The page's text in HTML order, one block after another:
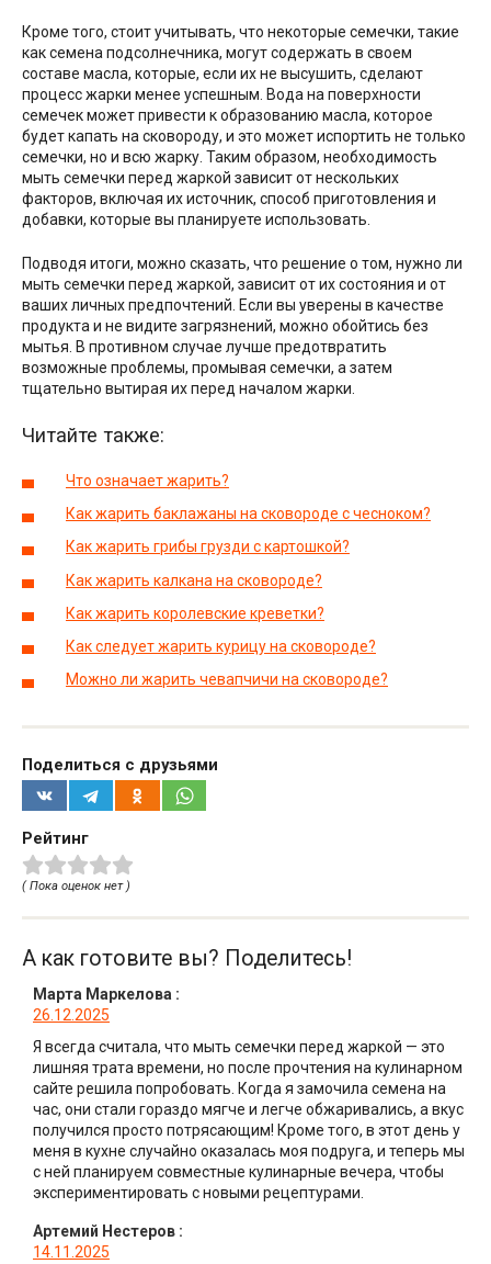
Кроме того, стоит учитывать, что некоторые семечки, такие
как семена подсолнечника, могут содержать в своем
составе масла, которые, если их не высушить, сделают
процесс жарки менее успешным. Вода на поверхности
семечек может привести к образованию масла, которое
будет капать на сковороду, и это может испортить не только
семечки, но и всю жарку. Таким образом, необходимость
мыть семечки перед жаркой зависит от нескольких
факторов, включая их источник, способ приготовления и
добавки, которые вы планируете использовать.
Подводя итоги, можно сказать, что решение о том, нужно ли
мыть семечки перед жаркой, зависит от их состояния и от
ваших личных предпочтений. Если вы уверены в качестве
продукта и не видите загрязнений, можно обойтись без
мытья. В противном случае лучше предотвратить
возможные проблемы, промывая семечки, а затем
тщательно вытирая их перед началом жарки.
Читайте также:
Что означает жарить?
Как жарить баклажаны на сковороде с чесноком?
Как жарить грибы грузди с картошкой?
Как жарить калкана на сковороде?
Как жарить королевские креветки?
Как следует жарить курицу на сковороде?
Можно ли жарить чевапчичи на сковороде?
Поделиться с друзьями
Рейтинг
( Пока оценок нет )
А как готовите вы? Поделитесь!
Марта Маркелова :
26.12.2025
Я всегда считала, что мыть семечки перед жаркой — это
лишняя трата времени, но после прочтения на кулинарном
сайте решила попробовать. Когда я замочила семена на
час, они стали гораздо мягче и легче обжаривались, а вкус
получился просто потрясающим! Кроме того, в этот день у
меня в кухне случайно оказалась моя подруга, и теперь мы
с ней планируем совместные кулинарные вечера, чтобы
экспериментировать с новыми рецептурами.
Артемий Нестеров :
14.11.2025